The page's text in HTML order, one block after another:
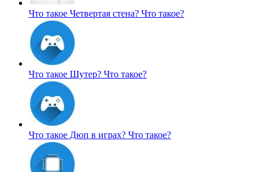
Что такое Четвертая стена? Что такое?
Что такое Шутер? Что такое?
Что такое Дюп в играх? Что такое?